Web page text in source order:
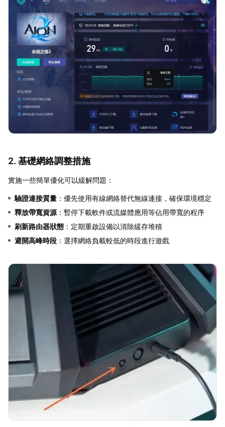
2. 基礎網絡調整措施
實施一些簡單優化可以緩解問題：
驗證連接質量 ：優先使用有線網絡替代無線連接，確保環境穩定
釋放帶寬資源 ：暫停下載軟件或流媒體應用等佔用帶寬的程序
刷新路由器狀態 ：定期重啟設備以清除緩存堆積
避開高峰時段 ：選擇網絡負載較低的時段進行遊戲